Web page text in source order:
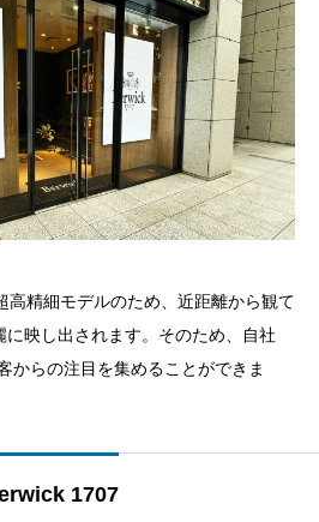
高精細モデルのため、近距離から観て
に映し出されます。そのため、自社
からの注目を集めることができま
1707